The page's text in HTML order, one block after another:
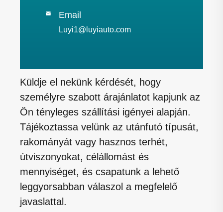
 Email
Luyi1@luyiauto.com
Küldje el nekünk kérdését, hogy
személyre szabott árajánlatot kapjunk az
Ön tényleges szállítási igényei alapján.
Tájékoztassa velünk az utánfutó típusát,
rakományát vagy hasznos terhét,
útviszonyokat, célállomást és
mennyiséget, és csapatunk a lehető
leggyorsabban válaszol a megfelelő
javaslattal.